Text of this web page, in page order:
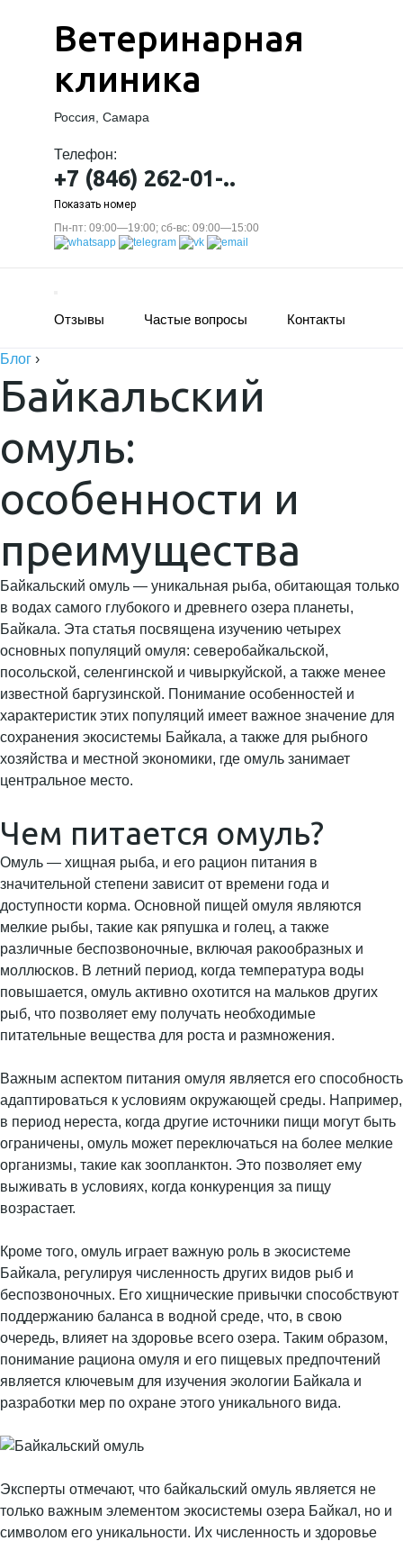
Ветеринарная
клиника
Россия, Самара
Телефон:
+7 (846) 262-01-..
Показать номер
Пн-пт: 09:00—19:00; сб-вс: 09:00—15:00
Отзывы Частые вопросы Контакты
Блог ›
Байкальский
омуль:
особенности и
преимущества
Байкальский омуль — уникальная рыба, обитающая только
в водах самого глубокого и древнего озера планеты,
Байкала. Эта статья посвящена изучению четырех
основных популяций омуля: северобайкальской,
посольской, селенгинской и чивыркуйской, а также менее
известной баргузинской. Понимание особенностей и
характеристик этих популяций имеет важное значение для
сохранения экосистемы Байкала, а также для рыбного
хозяйства и местной экономики, где омуль занимает
центральное место.
Чем питается омуль?
Омуль — хищная рыба, и его рацион питания в
значительной степени зависит от времени года и
доступности корма. Основной пищей омуля являются
мелкие рыбы, такие как ряпушка и голец, а также
различные беспозвоночные, включая ракообразных и
моллюсков. В летний период, когда температура воды
повышается, омуль активно охотится на мальков других
рыб, что позволяет ему получать необходимые
питательные вещества для роста и размножения.
Важным аспектом питания омуля является его способность
адаптироваться к условиям окружающей среды. Например,
в период нереста, когда другие источники пищи могут быть
ограничены, омуль может переключаться на более мелкие
организмы, такие как зоопланктон. Это позволяет ему
выживать в условиях, когда конкуренция за пищу
возрастает.
Кроме того, омуль играет важную роль в экосистеме
Байкала, регулируя численность других видов рыб и
беспозвоночных. Его хищнические привычки способствуют
поддержанию баланса в водной среде, что, в свою
очередь, влияет на здоровье всего озера. Таким образом,
понимание рациона омуля и его пищевых предпочтений
является ключевым для изучения экологии Байкала и
разработки мер по охране этого уникального вида.
Эксперты отмечают, что байкальский омуль является не
только важным элементом экосистемы озера Байкал, но и
символом его уникальности. Их численность и здоровье